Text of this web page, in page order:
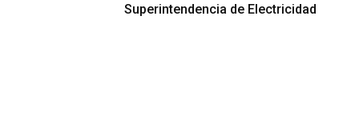
Superintendencia de Electricidad